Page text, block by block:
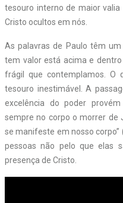
tesouro interno de maior
Cristo ocultos em nós.
As palavras de Paulo têm
tem valor está acima e
frágil que contemplamos. O
tesouro inestimável. A
excelência do poder
sempre no corpo o morrer de
se manifeste em nosso corpo”
pessoas não pelo que elas
presença de Cristo.